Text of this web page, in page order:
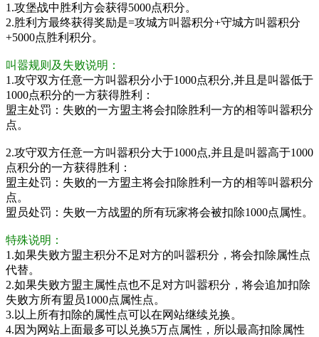
1.攻堡战中胜利方会获得5000点积分。
2.胜利方最终获得奖励是=攻城方叫嚣积分+守城方叫嚣积分
+5000点胜利积分。
叫嚣规则及失败说明：
1.攻守双方任意一方叫嚣积分小于1000点积分,并且是叫嚣低于
1000点积分的一方获得胜利：
盟主处罚：失败的一方盟主将会扣除胜利一方的相等叫嚣积分
点。
2.攻守双方任意一方叫嚣积分大于1000点,并且是叫嚣高于1000
点积分的一方获得胜利：
盟主处罚：失败的一方盟主将会扣除胜利一方的相等叫嚣积分
点。
盟员处罚：失败一方战盟的所有玩家将会被扣除1000点属性。
特殊说明：
1.如果失败方盟主积分不足对方的叫嚣积分，将会扣除属性点
代替。
2.如果失败方盟主属性点也不足对方叫嚣积分，将会追加扣除
失败方所有盟员1000点属性点。
3.以上所有扣除的属性点可以在网站继续兑换。
4.因为网站上面最多可以兑换5万点属性，所以最高扣除属性